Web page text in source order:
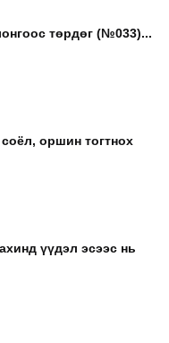
төрдөг (№033)...
оршин тогтнох
үүдэл эсээс нь